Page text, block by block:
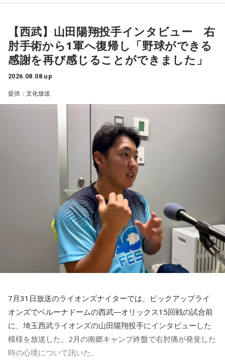
ているんだ。メンバーは違うかもしれないけれど、日本は力
があるんだぞ」と言って、油断しないように警戒させる。そ
して、「お前ら、（日本選手が）こんなことを言ってるぞ」
と塩貝選手のコメントを（起爆剤として）使うことが可能な
しないほうが良かったなと僕は思っています。
とはいえ、塩貝選手とはW杯が終わったときに違うところで
会いましたけど、本当に純粋なんですよ。全然悪気がないと
いうか。ただ、プロの選手としてそこまで考えてコメントす
るべきだったかなとは思います。
でもまだ若いですから。森保監督は“リバウンドメンタリテ
ィ”という言葉をよく使いますけど、何かうまくいかなかった
後のリアクションがすごく重要で、今後そこを塩貝選手は試
されるのかなと思いますし、その期待に応えるだけのものを
持っている選手だと思いますから、良いエネルギーに変えて
もらいたいなと思います。
----------------------------------------------------
この日の放送をradikoタイムフリーで聴く
※放送エリア外の方は、プレミアム会員の登録でご利用いた
＜番組概要＞
番組名：SPORTS BEAT supported by TOYOTA
放送日時：毎週土曜 10:00～10:50
パーソナリティ：藤木直人、高見侑里
番組Webサイト：https://www.tfm.co.jp/beat/
番組公式X：@SPORTSBEAT_TFM
――過去2年の苦労は昨シーズンに活きていたということです
ね。
山田「活きていると思います。ウエイトトレーニングなどで
身体作りができたと思うので、結果を出さないといけないと
ころで出せたというのはよかったと思います」
――2月の南郷キャンプ終盤で右肘痛が発覚した時の心境を教
山田「痛かったですし、手術のタイミングはすごく悩んだの
ですが、3月9日に手術をさせていただいた。痛いままプレー
をしていても成績も上がらないですし、自分としても不安を
抱えながらプレーをするのは嫌だったので、できるだけ早く
手術をして、早く復帰ができるようにというので決断しまし
――以前から痛みはあったのでしょうか？
山田「痛みがない範囲でできていたのですが、痛みの場所が
動いてしまって、数ミリでも痛みの場所が動くだけで痛みが
――実戦復帰まで4ヶ月という診断のもと、ファームで最初に
投げたのは7月11日でした。リハビリはうまくいったという
ことでしょうか？
山田「トレーナーさんのおかげでうまくいったと思います」
【西武】山田陽翔投手インタビュー 右
肘手術から1軍へ復帰し「野球ができる
感謝を再び感じることができました」
2026.08.08 up
提供：文化放送
7月31日放送のライオンズナイターでは、ピックアップライ
オンズでベルーナドームの西武―オリックス15回戦の試合前
に、埼玉西武ライオンズの山田陽翔投手にインタビューした
模様を放送した。2月の南郷キャンプ終盤で右肘痛が発覚した
時の心境について訊いた。